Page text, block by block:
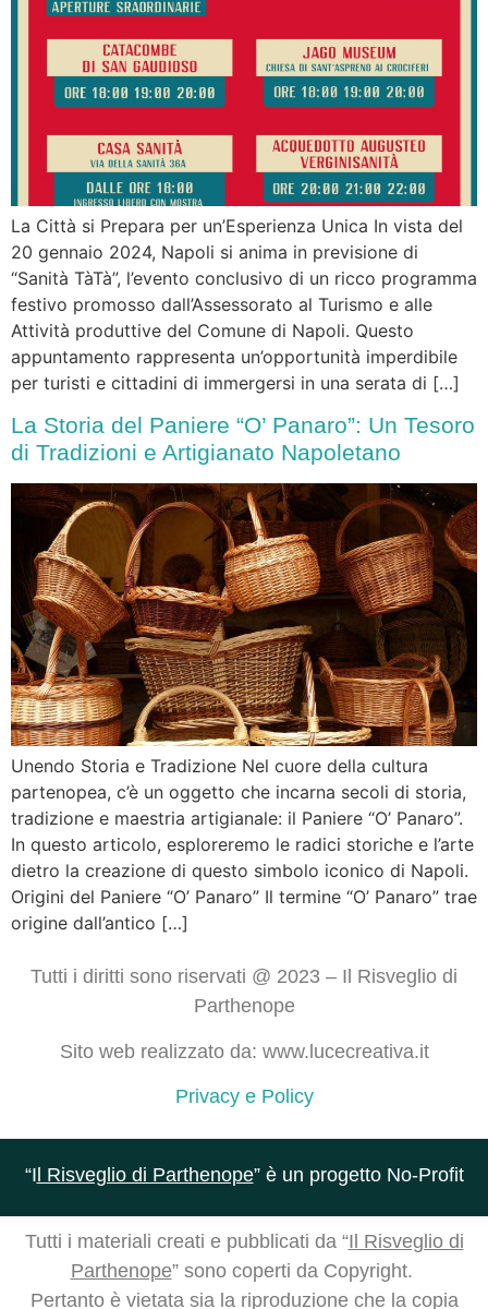
La Città si Prepara per un’Esperienza Unica In vista del
20 gennaio 2024, Napoli si anima in previsione di
“Sanità TàTà”, l’evento conclusivo di un ricco programma
festivo promosso dall’Assessorato al Turismo e alle
Attività produttive del Comune di Napoli. Questo
appuntamento rappresenta un’opportunità imperdibile
per turisti e cittadini di immergersi in una serata di […]
La Storia del Paniere “O’ Panaro”: Un Tesoro
di Tradizioni e Artigianato Napoletano
Unendo Storia e Tradizione Nel cuore della cultura
partenopea, c’è un oggetto che incarna secoli di storia,
tradizione e maestria artigianale: il Paniere “O’ Panaro”.
In questo articolo, esploreremo le radici storiche e l’arte
dietro la creazione di questo simbolo iconico di Napoli.
Origini del Paniere “O’ Panaro” Il termine “O’ Panaro” trae
origine dall’antico […]
Tutti i diritti sono riservati @ 2023 – Il Risveglio di
Parthenope
Sito web realizzato da: www.lucecreativa.it
Privacy e Policy
“Il Risveglio di Parthenope” è un progetto No-Profit
Tutti i materiali creati e pubblicati da “Il Risveglio di
Parthenope” sono coperti da Copyright.
Pertanto è vietata sia la riproduzione che la copia